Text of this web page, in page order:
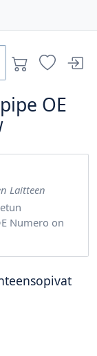
OE
Laitteen
Numero on